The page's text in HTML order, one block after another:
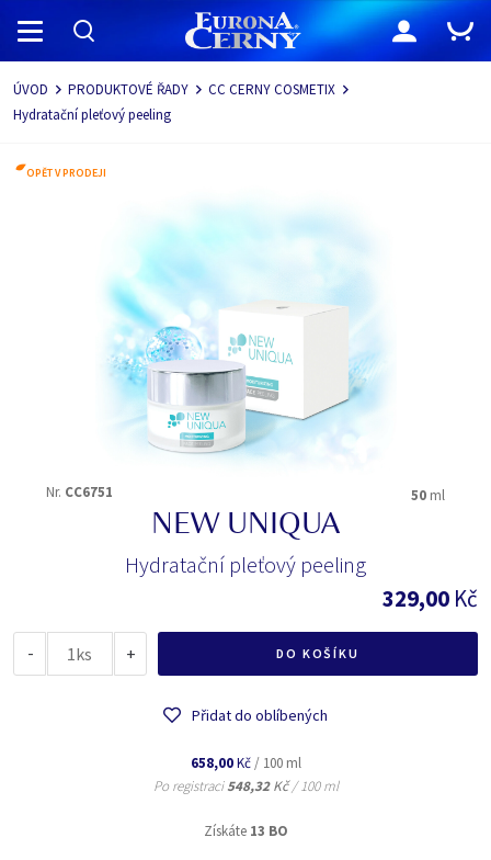
Navigace
ÚVOD PRODUKTOVÉ ŘADY
CC CERNY COSMETIX
Hydratační pleťový peeling
OPĚT V PRODEJI
Nr. CC6751 50 ml
NEW UNIQUA
Hydratační pleťový peeling
329,00 Kč
- ks + DO KOŠÍKU
Přidat do oblíbených
658,00Kč / 100 ml
Po registraci548,32Kč / 100 ml
Získáte 13 BO